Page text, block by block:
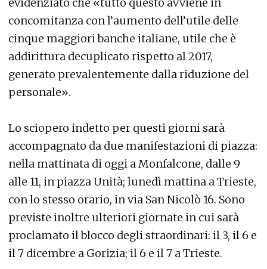
concomitanza con l’aumento dell’utile delle
cinque maggiori banche italiane, utile che è
addirittura decuplicato rispetto al 2017,
generato prevalentemente dalla riduzione del
personale».
Lo sciopero indetto per questi giorni sarà
accompagnato da due manifestazioni di piazza:
nella mattinata di oggi a Monfalcone, dalle 9
alle 11, in piazza Unità; lunedì mattina a Trieste,
con lo stesso orario, in via San Nicolò 16. Sono
previste inoltre ulteriori giornate in cui sarà
proclamato il blocco degli straordinari: il 3, il 6 e
il 7 dicembre a Gorizia; il 6 e il 7 a Trieste.